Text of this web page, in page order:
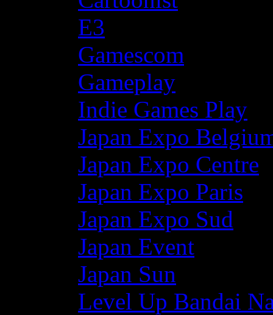
E3
Gamescom
Gameplay
Indie Games Play
Japan Expo
Japan Expo Centre
Japan Expo Paris
Japan Expo Sud
Japan Event
Japan Sun
Level Up Bandai